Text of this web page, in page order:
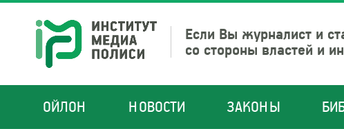
Если Вы журналист и
со стороны властей и
ОЙЛОН НОВОСТИ ЗАКОНЫ